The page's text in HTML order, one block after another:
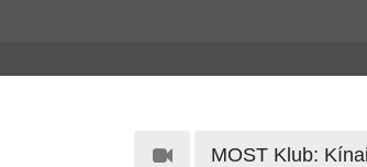
MOST Klub: